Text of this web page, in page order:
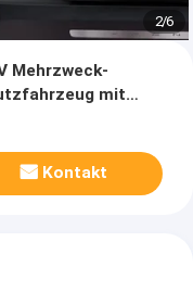
2/6
Mehrzweck-
mit
Kontakt